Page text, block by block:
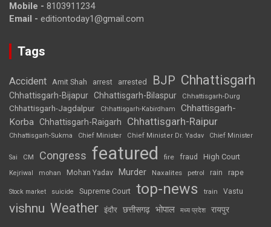
Mobile - 8103911234
Email - editiontoday1@gmail.com
Tags
Accident Amit Shah arrest arrested BJP Chhattisgarh
Chhattisgarh-Bijapur Chhattisgarh-Bilaspur Chhattisgarh-Durg
Chhattisgarh-Jagdalpur Chhattisgarh-Kabirdham
Chhattisgarh-
Korba Chhattisgarh-Raigarh Chhattisgarh-Raipur
Chhattisgarh-Sukma Chief Minister Chief Minister Dr. Yadav Chief Minister
Sai CM Congress featured fire fraud High Court
Kejriwal mohan Mohan Yadav Murder Naxalites petrol rain rape
Stock market suicide Supreme Court top-news train Vastu
vishnu Weather इंदौर छत्तीसगढ़ भोपाल मध्य प्रदेश रायपुर